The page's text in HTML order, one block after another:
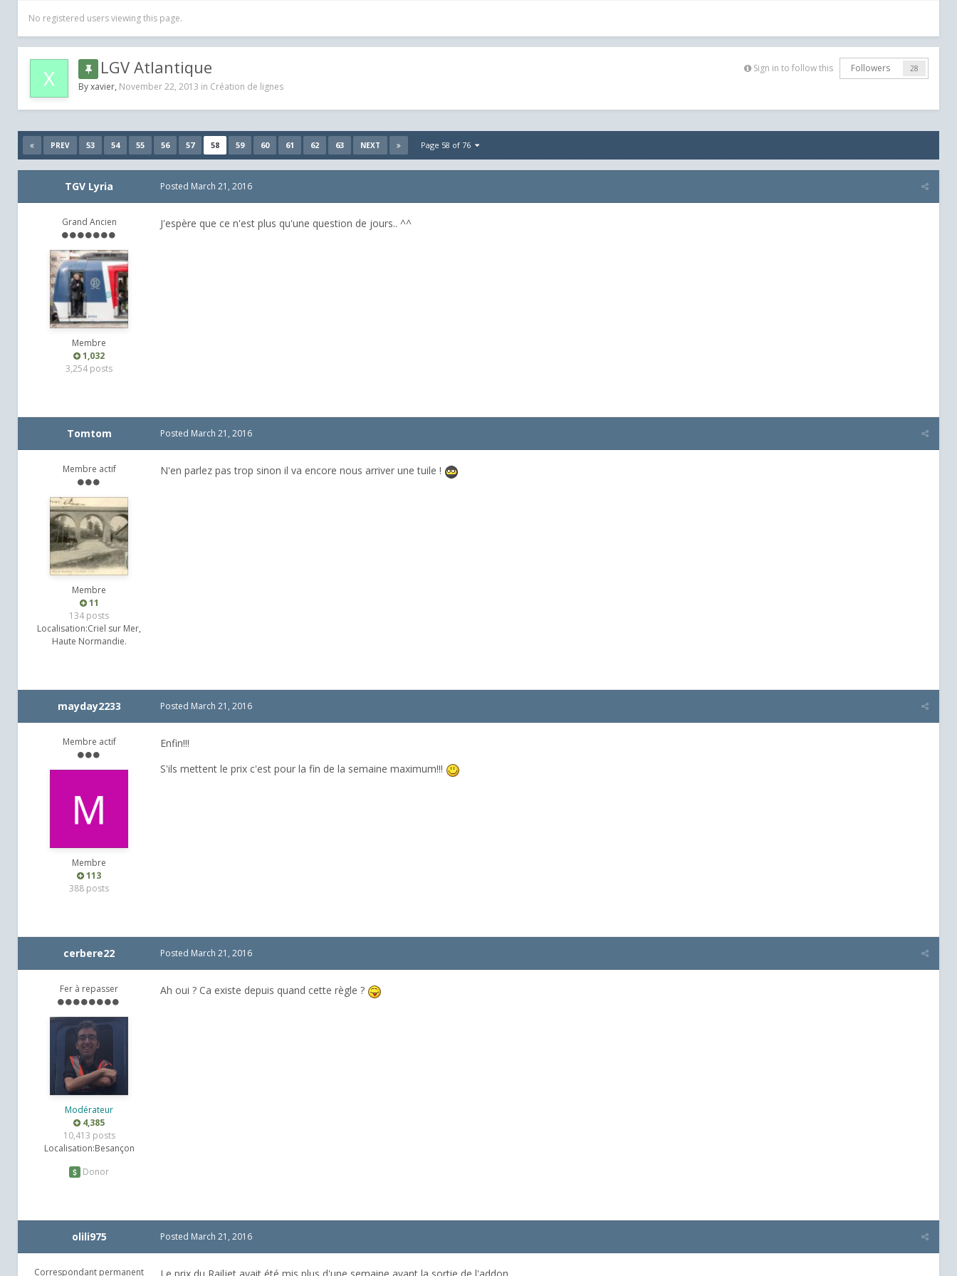
No registered users viewing this page.
Sign in to follow this Followers 28
LGV Atlantique
Byxavier, November 22, 2013 in Création de lignes
PREV 53 54 55 56 57 58 59 60 61 62 63 NEXT Page 58 of 76
TGV Lyria
Grand Ancien
Membre
1,032
3,254 posts
Posted March 21, 2016
J'espère que ce n'est plus qu'une question de jours.. ^^
Tomtom
Membre actif
Membre
11
134 posts
Localisation:Criel sur Mer,
Haute Normandie.
Posted March 21, 2016
N'en parlez pas trop sinon il va encore nous arriver une tuile !
mayday2233
Membre actif
Membre
113
388 posts
Posted March 21, 2016
Enfin!!!
S'ils mettent le prix c'est pour la fin de la semaine maximum!!!
cerbere22
Fer à repasser
Modérateur
4,385
10,413 posts
Localisation:Besançon
Donor
Posted March 21, 2016
Ah oui ? Ca existe depuis quand cette règle ?
olili975
Correspondant permanent
Posted March 21, 2016